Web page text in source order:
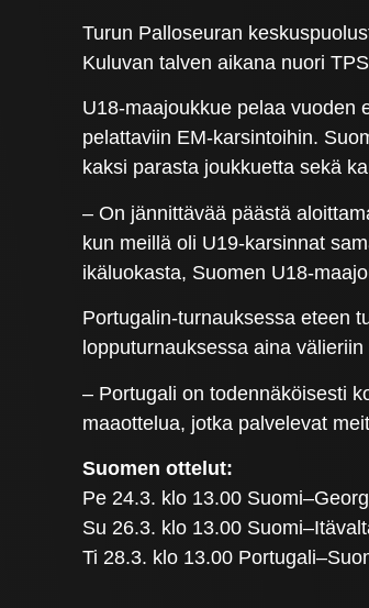
Turun Palloseuran
Kuluvan talven aikana nuori
U18-maajoukkue pelaa vuoden
pelattaviin EM-karsintoihin.
kaksi parasta joukkuetta sekä
– On jännittävää päästä
kun meillä oli U19-karsinnat
ikäluokasta, Suomen U18-
Portugalin-turnauksessa eteen
lopputurnauksessa aina
– Portugali on todennäköisesti
maaottelua, jotka palvelevat
Suomen ottelut:
Pe 24.3. klo 13.00
Su 26.3. klo 13.00
Ti 28.3. klo 13.00